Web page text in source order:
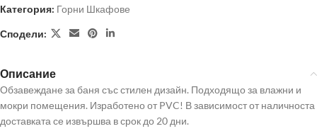
Категория: Горни Шкафове
Сподели:
Описание
Обзавеждане за баня със стилен дизайн. Подходящо за влажни и
мокри помещения. Изработено от PVC! В зависимост от наличноста
доставката се извършва в срок до 20 дни.